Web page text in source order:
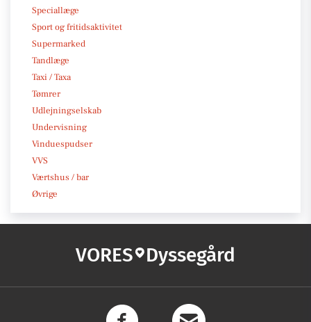
Speciallæge
Sport og fritidsaktivitet
Supermarked
Tandlæge
Taxi / Taxa
Tømrer
Udlejningselskab
Undervisning
Vinduespudser
VVS
Værtshus / bar
Øvrige
VORES Dyssegård